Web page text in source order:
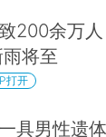
200余万人
将至
打开
具男性遗体